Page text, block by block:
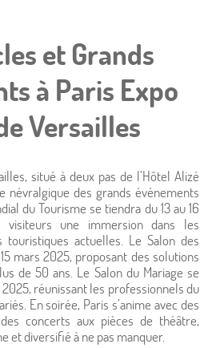
et Grands
à Paris Expo
Versailles
situé à deux pas de l’Hôtel Alizé
névralgique des grands événements
du Tourisme se tiendra du 13 au 16
une immersion dans les
touristiques actuelles. Le Salon des
mars 2025, proposant des solutions
de 50 ans. Le Salon du Mariage se
réunissant les professionnels du
En soirée, Paris s’anime avec des
concerts aux pièces de théâtre,
et diversifié à ne pas manquer.